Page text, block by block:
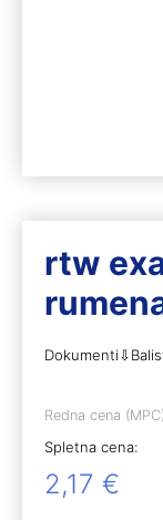
rtw
Redna cena
Spletna cena:
2,17 €